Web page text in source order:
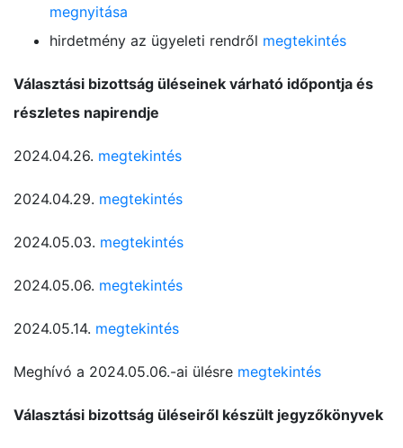
megnyitása
hirdetmény az ügyeleti rendről megtekintés
Választási bizottság üléseinek várható időpontja és
részletes napirendje
2024.04.26. megtekintés
2024.04.29. megtekintés
2024.05.03. megtekintés
2024.05.06. megtekintés
2024.05.14. megtekintés
Meghívó a 2024.05.06.-ai ülésre megtekintés
Választási bizottság üléseiről készült jegyzőkönyvek